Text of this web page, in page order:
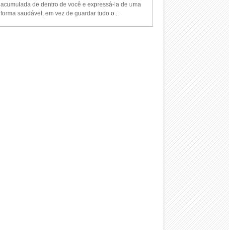
acumulada de dentro de você e expressá-la de uma
forma saudável, em vez de guardar tudo o...